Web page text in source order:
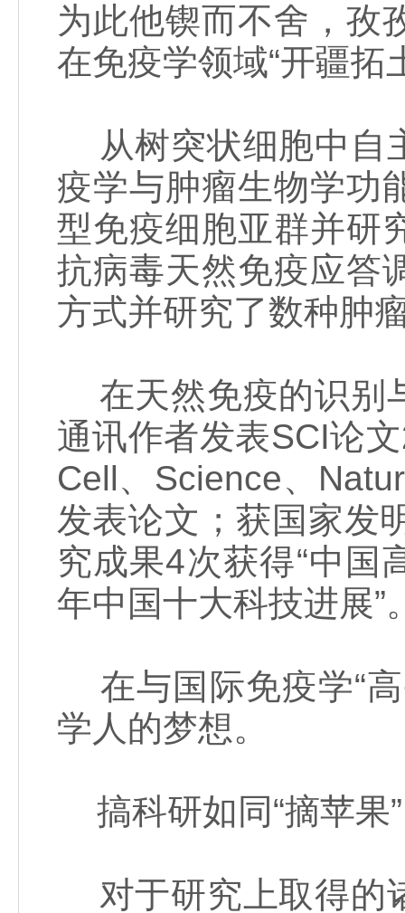
为此他锲而不舍，孜
在免疫学领域“开疆拓
从树突状细胞中自
疫学与肿瘤生物学功
型免疫细胞亚群并研
抗病毒天然免疫应答
方式并研究了数种
在天然免疫的识别
通讯作者发表SCI论
Cell、Science、
发表论文；获国家
究成果4次获得“中
年中国十大科技进展”
在与国际免疫学“高
学人的梦想。
搞科研如同“摘苹果”
对于研究上取得的